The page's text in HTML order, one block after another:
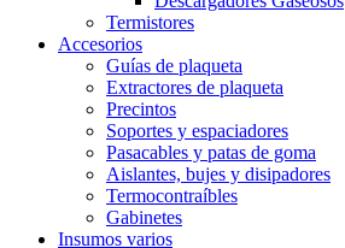
Termistores
Accesorios
Guías de plaqueta
Extractores de plaqueta
Precintos
Soportes y espaciadores
Pasacables y patas de goma
Aislantes, bujes y disipadores
Termocontraíbles
Gabinetes
Insumos varios